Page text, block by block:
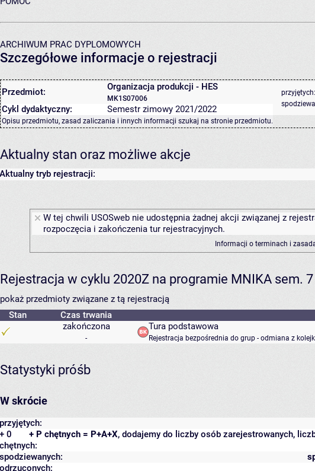
ARCHIWUM PRAC DYPLOMOWYCH
Szczegółowe informacje o rejestracji
Przedmiot: Organizacja produkcji - HES
MK1S07006
przyjętych:
Cykl dydaktyczny: Semestr zimowy 2021/2022
Opisu przedmiotu, zasad zaliczania i innych informacji szukaj na stronie przedmiotu.
Aktualny stan oraz możliwe akcje
Aktualny tryb rejestracji:
W tej chwili USOSweb nie udostępnia żadnej akcji związanej z
rozpoczęcia i zakończenia tur rejestracyjnych.
Informacji o terminach i
Rejestracja w cyklu 2020Z na programie MNIKA sem.
pokaż przedmioty związane z tą rejestracją
Stan
Czas trwania
zakończona
-
Tura podstawowa
Rejestracja bezpośrednia do grup - odmiana z
Statystyki próśb
W skrócie
przyjętych:
+ P chętnych = P+A+X, dodajemy do liczby osób zarejestrowanych,
+ 0
chętnych:
spodziewanych:
odrzuconych: